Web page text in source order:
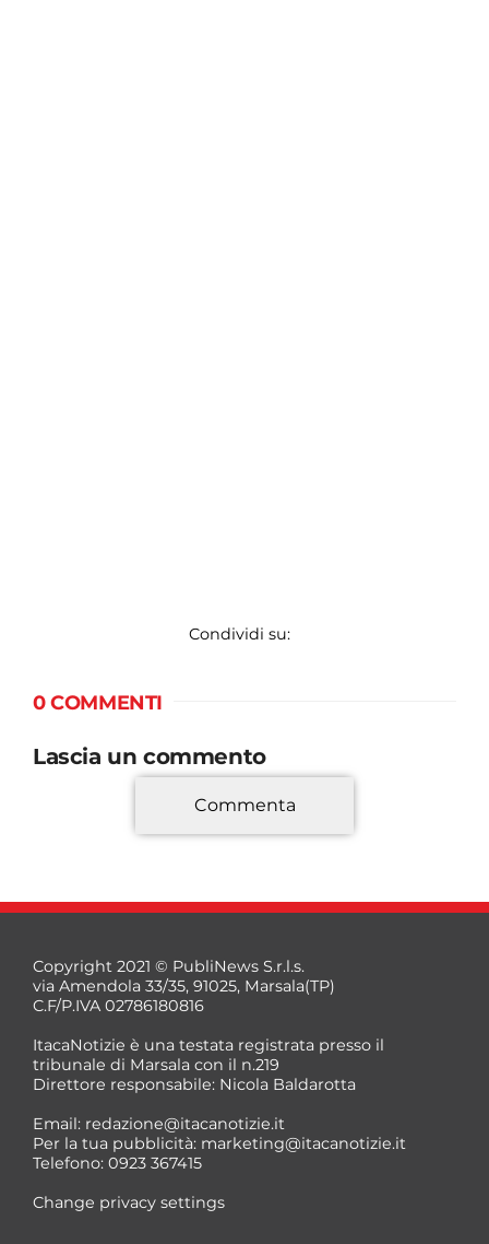
Condividi su:
0 COMMENTI
Lascia un commento
*
*
Commenta
Copyright 2021 © PubliNews S.r.l.s.
via Amendola 33/35, 91025, Marsala(TP)
C.F/P.IVA 02786180816
ItacaNotizie è una testata registrata presso il
tribunale di Marsala con il n.219
Direttore responsabile: Nicola Baldarotta
Email: redazione@itacanotizie.it
Per la tua pubblicità: marketing@itacanotizie.it
Telefono: 0923 367415
Change privacy settings